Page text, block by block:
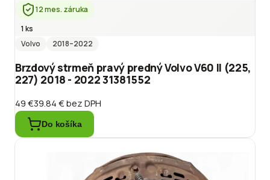
12 mes. záruka
1 ks
Volvo
2018–2022
Brzdový strmeň pravý predný Volvo V60 II (225,
227) 2018 - 2022 31381552
49 €39.84 €bez DPH
Do košíka